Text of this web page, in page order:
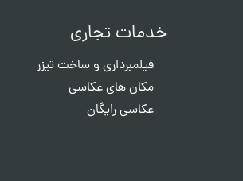
خدمات تجاری
فیلمبرداری و ساخت تیزر
مکان های عکاسی
عکاسی رایگان